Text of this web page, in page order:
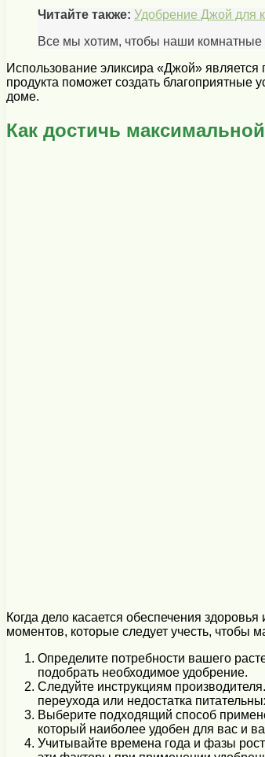
Читайте также: Удобрение Джой для
Все мы хотим, чтобы наши комнатные
Использование эликсира «Джой»
продукта поможет создать
доме.
Как достичь
Когда дело касается обеспечения
моментов, которые следует учесть, чтобы
Определите потребности вашего
подобрать необходимое удобрение.
Следуйте инструкциям
переухода или недостатка
Выберите подходящий способ
который наиболее удобен для вас и
Учитывайте времена года и фазы